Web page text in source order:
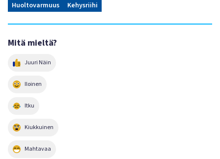
Huoltovarmuus
Kehysriihi
Mitä mieltä?
Juuri Näin
Iloinen
Itku
Kiukkuinen
Mahtavaa